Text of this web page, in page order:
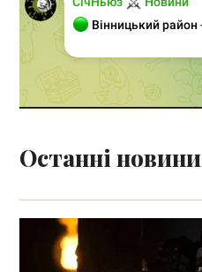
Останні новини